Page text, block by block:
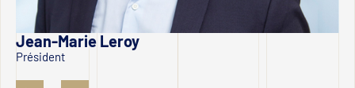
Jean-Marie Leroy
Président